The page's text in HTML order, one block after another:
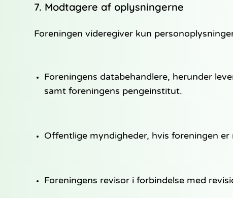
7. Modtagere af oplysningerne
Foreningen videregiver kun
Foreningens databehandlere, herunder
samt foreningens pengeinstitut.
Offentlige myndigheder, hvis foreningen
Foreningens revisor i forbindelse med